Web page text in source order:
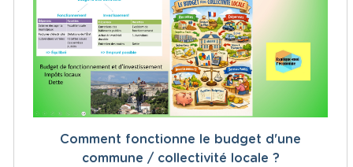
Comment fonctionne le budget d'une
commune / collectivité locale ?